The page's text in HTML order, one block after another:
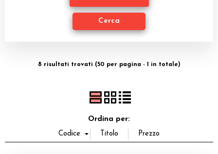
Accessori8 risultati trovati (50 per pagina - 1 in totale)
Ordina per: